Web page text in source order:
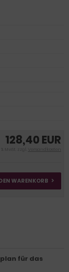
128,40 EUR
% MwSt. zzgl. Versandkosten
WARENKORB
für das